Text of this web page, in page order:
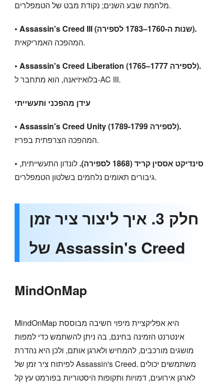
מלחמת שבע השנים; נקודת מבט של הטמפלרים.
• Assassin's Creed III (שנות ה-1760–1783 לספירה).
המהפכה האמריקאית.
• Assassin's Creed Liberation (1765–1777 לספירה).
בלואיזיאנה, הוא מתחבר ל-AC III.
עידן מהפכני ותעשייתי
• Assassin's Creed Unity (1789-1799 לספירה).
המהפכה הצרפתית בפריז.
• סינדיקט אססין קריד (1868 לספירה).
לונדון התעשייתית,
גיבורים תאומים נלחמים בשלטון הטמפלרים.
חלק 3. איך ליצור ציר זמן
של Assassin's Creed
MindOnMap
MindOnMap היא אפליקציית מיפוי חשיבה מבוססת
אינטרנט הזמינה בחינם, בה ניתן להשתמש כדי למפות
מושגים מורכבים, להמחיש ולארגן אותם, ולכן היא נהדרת
לפיתוח ציר זמן של Assassin's Creed. משתמשים יכולים
לארגן אירועים, דמויות ותקופות היסטוריות בפורמט עץ קל